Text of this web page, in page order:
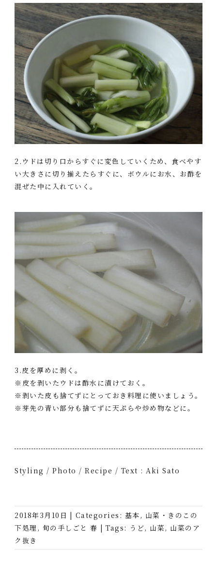
2.ウドは切り口からすぐに変色していくため、食べやす
い大きさに切り揃えたらすぐに、ボウルにお水、お酢を
混ぜた中に入れていく。
3.皮を厚めに剥く。
※皮を剥いたウドは酢水に漬けておく。
※剥いた皮も捨てずにとっておき料理に使いましょう。
※芽先の青い部分も捨てずに天ぷらや炒め物などに。
Styling / Photo / Recipe / Text : Aki Sato
2018年3月10日 | Categories: 基本, 山菜・きのこの
下処理 , 旬の手しごと 春 | Tags: うど, 山菜, 山菜のア
ク抜き